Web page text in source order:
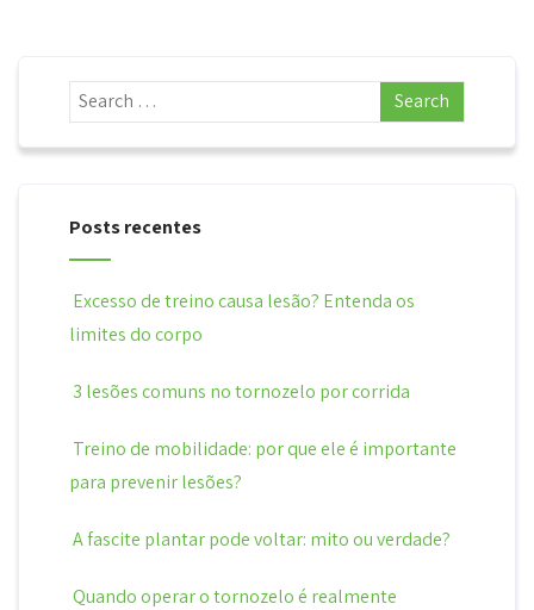
Posts recentes
Excesso de treino causa lesão? Entenda os
limites do corpo
3 lesões comuns no tornozelo por corrida
Treino de mobilidade: por que ele é importante
para prevenir lesões?
A fascite plantar pode voltar: mito ou verdade?
Quando operar o tornozelo é realmente